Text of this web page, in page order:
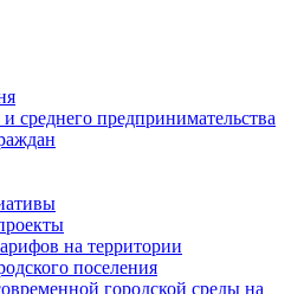
среднего предпринимательства
на территории
поселения
городской среды на